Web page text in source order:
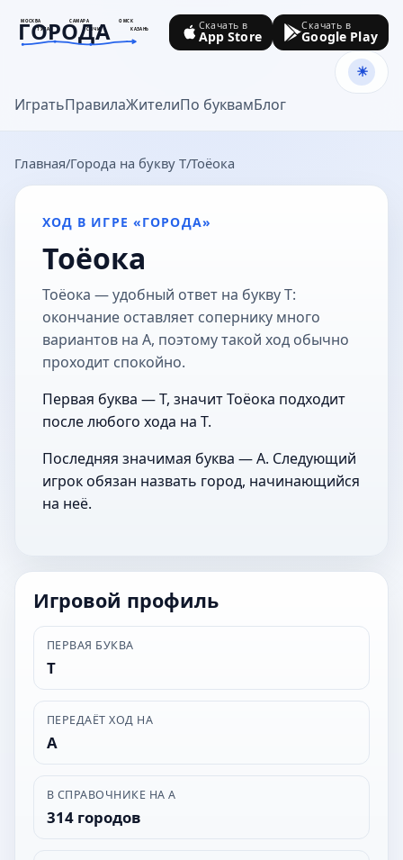
МОСКВА САМАРА
ОМСК
ТУЛА
СОЧИ КАЗАНЬ
ГОРОДА
goroda-na.ru
ИгратьПравилаЖителиПо буквамБлог
Скачать в
App Store
Скачать в
Google Play
Главная Города на букву Т Тоёока
ХОД В ИГРЕ «ГОРОДА»
Тоёока
Тоёока — удобный ответ на букву Т:
окончание оставляет сопернику много
вариантов на А, поэтому такой ход обычно
проходит спокойно.
Первая буква — Т, значит Тоёока подходит
после любого хода на Т.
Последняя значимая буква — А. Следующий
игрок обязан назвать город, начинающийся
на неё.
Игровой профиль
ПЕРВАЯ БУКВА
Т
ПЕРЕДАЁТ ХОД НА
А
В СПРАВОЧНИКЕ НА А
314 городов